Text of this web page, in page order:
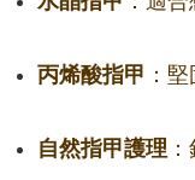
丙烯酸指甲 ：
自然指甲護理